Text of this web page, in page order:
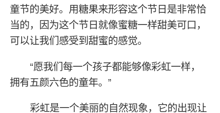
童节的美好。用糖果来形容这个节日是非常恰
当的，因为这个节日就像蜜糖一样甜美可口，
可以让我们感受到甜蜜的感觉。
“愿我们每一个孩子都能够像彩虹一样，
拥有五颜六色的童年。”
彩虹是一个美丽的自然现象，它的出现让